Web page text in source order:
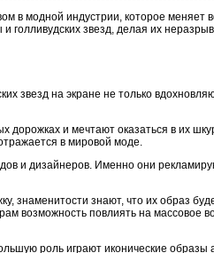
в модной индустрии, которое меняет
звезд, делая их
звезд на экране не только
и мечтают оказаться в их
в мировой моде.
и дизайнеров. Именно они
знаменитости знают, что их образ
возможность повлиять на массовое
роль играют иконические образы